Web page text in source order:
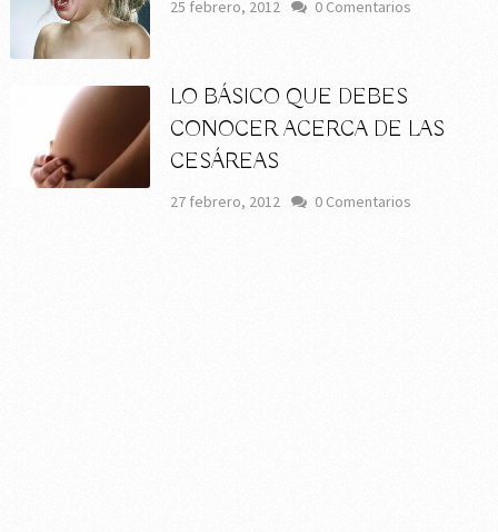
25 febrero, 2012 0 Comentarios
LO BÁSICO QUE DEBES
CONOCER ACERCA DE LAS
CESÁREAS
27 febrero, 2012 0 Comentarios